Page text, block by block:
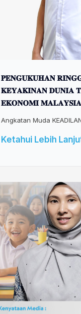
𝐏𝐄𝐍𝐆𝐔𝐊𝐔𝐇𝐀𝐍
𝐊𝐄𝐘𝐀𝐊𝐈𝐍𝐀𝐍 𝐃𝐔𝐍𝐈𝐀
𝐄𝐊𝐎𝐍𝐎𝐌𝐈 𝐌𝐀𝐋𝐀𝐘𝐒𝐈𝐀
Angkatan Muda
Ketahui Lebih